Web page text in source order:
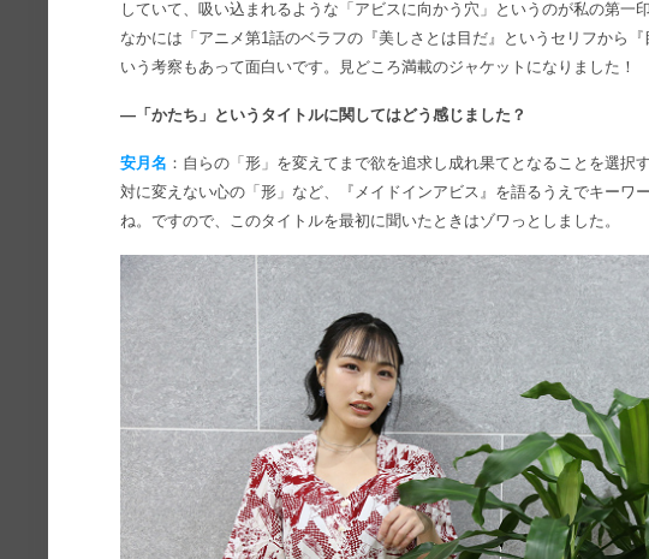
していて、吸い込まれるような「アビスに向かう穴」というのが私の第一
なかには「アニメ第1話のベラフの『美しさとは目だ』というセリフから
いう考察もあって面白いです。見どころ満載のジャケットになりました！
―「かたち」というタイトルに関してはどう感じました？
安月名 ：自らの「形」を変えてまで欲を追求し成れ果てとなることを選
対に変えない心の「形」など、『メイドインアビス』を語るうえでキーワ
ね。ですので、このタイトルを最初に聞いたときはゾワっとしました。